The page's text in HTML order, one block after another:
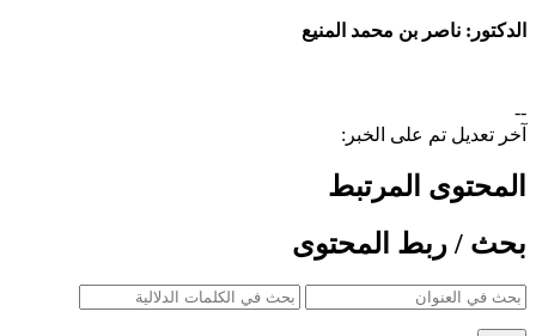
الدكتور: ناصر بن محمد المنيع
--
آخر تعديل تم على الخبر:
المحتوى المرتبط
بحث / ربط المحتوى